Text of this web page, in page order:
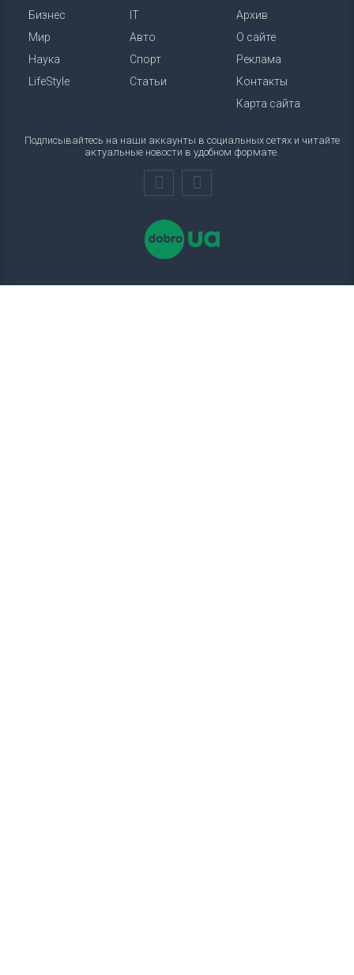
Бизнес
Мир
Наука
LifeStyle
IT
Авто
Спорт
Статьи
Архив
О сайте
Реклама
Контакты
Карта сайта
Подписывайтесь на наши аккаунты в социальных сетях и читайте
актуальные новости в удобном формате.